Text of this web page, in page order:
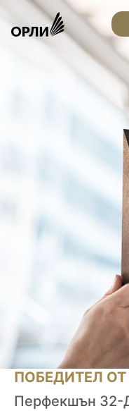
ПОБЕДИТЕЛ
Перфекшън 32-